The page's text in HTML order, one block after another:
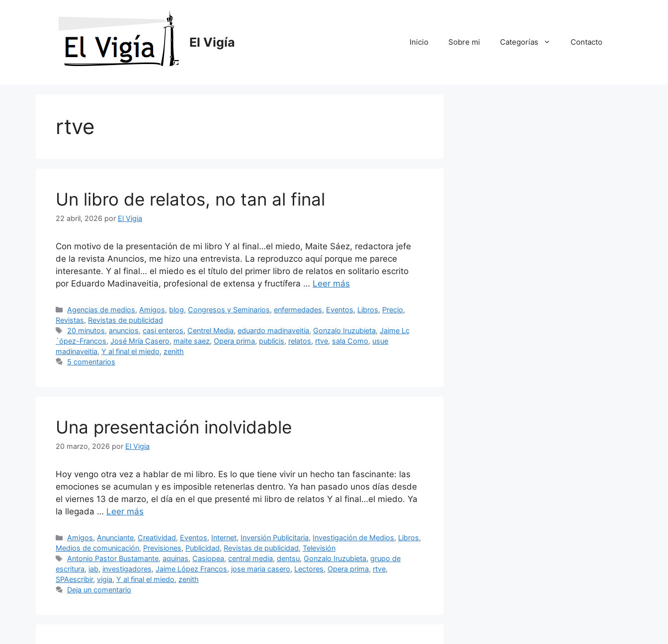
El Vigía Inicio Sobre mi Categorías Contacto
rtve
Un libro de relatos, no tan al final
22 abril, 2026 por El Vigia
Con motivo de la presentación de mi libro Y al final…el miedo, Maite Sáez, redactora jefe
de la revista Anuncios, me hizo una entrevista. La reproduzco aquí porque me parece
interesante. Y al final… el miedo es el título del primer libro de relatos en solitario escrito
por Eduardo Madinaveitia, profesional de extensa y fructífera … Leer más
Categorías
Agencias de medios, Amigos, blog, Congresos y Seminarios,enfermedades, Eventos, Libros, Precio,
Revistas, Revistas de publicidad
Etiquetas
20 minutos,anuncios,casi enteros, Centrel Media,eduardo madinaveitia, Gonzalo Iruzubieta,Jaime Lç
´ópez-Francos, José Mría Casero, maite saez, Opera prima, publicis, relatos, rtve, sala Como, usue
madinaveitia, Y al final el miedo, zenith
5 comentarios
Una presentación inolvidable
20 marzo, 2026 por El Vigia
Hoy vengo otra vez a hablar de mi libro. Es lo que tiene vivir un hecho tan fascinante: las
emociones se acumulan y es imposible retenerlas dentro. Ya han pasado unos días desde
el viernes 13 de marzo, el día en el que presenté mi libro de relatos Y al final…el miedo. Ya
la llegada … Leer más
Categorías
Amigos, Anunciante, Creatividad, Eventos, Internet, Inversión Publicitaria, Investigación de Medios, Libros,
Medios de comunicación, Previsiones, Publicidad, Revistas de publicidad, Televisión
Etiquetas
Antonio Pastor Bustamante,aquinas, Casiopea,central media,dentsu, Gonzalo Iruzubieta,grupo de
escritura, iab, investigadores, Jaime López Francos, jose maria casero, Lectores, Opera prima, rtve,
SPAescribir, vigia, Y al final el miedo, zenith
Deja un comentario